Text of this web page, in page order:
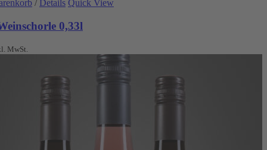
/ Details Quick View
0,33l
MwSt.